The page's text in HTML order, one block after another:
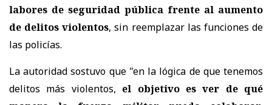
labores de seguridad pública frente al aumento
de delitos violentos, sin reemplazar las funciones de
las policías.
La autoridad sostuvo que "en la lógica de que tenemos
delitos más violentos, el objetivo es ver de qué